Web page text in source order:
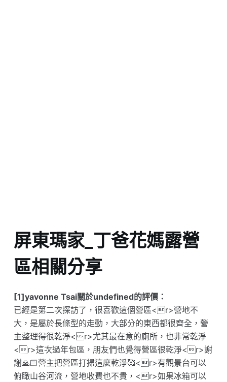
屏東瑪家_丁爸花媽露營
區相關分享
[1]yavonne Tsai關於undefined的評價：
已經是第二次探訪了，很喜歡這個營區<r>營地不
大，是屬於長條型的走動，大部分的東西都很齊全，營
主整理得很乾淨<r>尤其最在意的廁所，也非常乾淨
<r>這次過年包區，朋友們也覺得營區很乾淨<r>謝
謝🙏🏻營主把營區打掃這麼乾淨🥰<r>有觀景台可以
俯瞰山谷河流，營地收費也不貴，<r>如果冰箱可以